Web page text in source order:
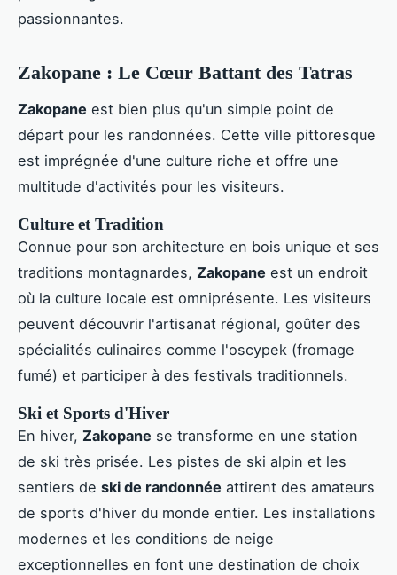
passionnantes.
Zakopane : Le Cœur Battant des Tatras
Zakopane est bien plus qu'un simple point de
départ pour les randonnées. Cette ville pittoresque
est imprégnée d'une culture riche et offre une
multitude d'activités pour les visiteurs.
Culture et Tradition
Connue pour son architecture en bois unique et ses
traditions montagnardes, Zakopane est un endroit
où la culture locale est omniprésente. Les visiteurs
peuvent découvrir l'artisanat régional, goûter des
spécialités culinaires comme l'oscypek (fromage
fumé) et participer à des festivals traditionnels.
Ski et Sports d'Hiver
En hiver, Zakopane se transforme en une station
de ski très prisée. Les pistes de ski alpin et les
sentiers de ski de randonnée attirent des amateurs
de sports d'hiver du monde entier. Les installations
modernes et les conditions de neige
exceptionnelles en font une destination de choix